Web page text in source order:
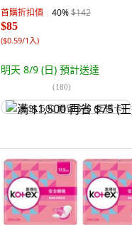
首購折扣價 40%$142
$85
($0.59/1入)
明天 8/9 (日) 預計送達
(180)
满 $1,500 再省 $75 (王道卡)